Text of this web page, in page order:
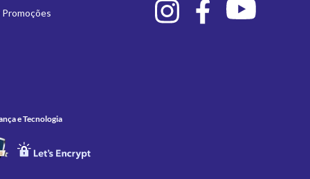
Promoções
e Tecnologia